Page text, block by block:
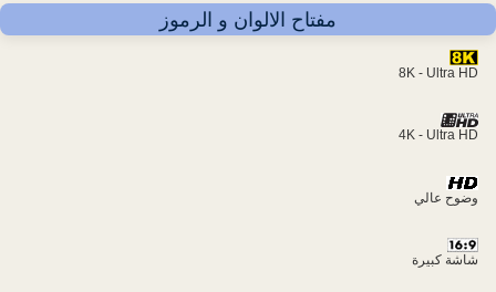
مفتاح الالوان و الرموز
8K - Ultra HD
4K - Ultra HD
وضوح عالي
شاشة كبيرة